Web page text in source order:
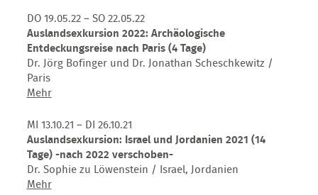
Trier
Tage)
-
Südliches
Noricum,
Friaul
und
(9
-
ausgebucht-
DO 19.05.22 – SO 22.05.22
Auslandsexkursion 2022: Archäologische
Entdeckungsreise nach Paris (4 Tage)
Dr. Jörg Bofinger und Dr. Jonathan Scheschkewitz /
Paris
MehrAuslandsexkursion
Archäologische
Entdeckungsreise
nach
Paris
(4
MI 13.10.21 – DI 26.10.21
Auslandsexkursion: Israel und Jordanien 2021 (14
Tage) -nach 2022 verschoben-
Dr. Sophie zu Löwenstein / Israel, Jordanien
MehrAuslandsexkursion: